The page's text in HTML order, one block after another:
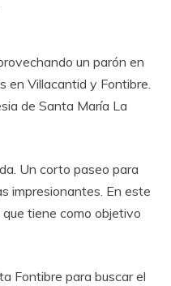
un parón en
en Villacantid y Fontibre.
de Santa María La
Un corto paseo para
impresionantes. En este
tiene como objetivo
Fontibre para buscar el